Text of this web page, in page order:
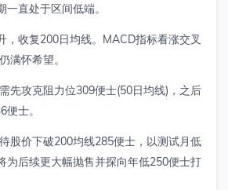
直处于区间低端。
，收复200日均线。MACD指标看涨交叉
满怀希望。
先攻克阻力位309便士(50日均线)，之后
士。
股价下破200均线285便士，以测试月低
为后续更大幅抛售并探向年低250便士打